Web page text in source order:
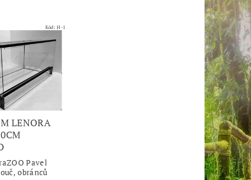
Kód:H-1
LENORA
Pavel
obránců